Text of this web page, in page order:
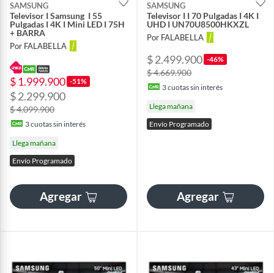
SAMSUNG
Televisor I Samsung I 55
Pulgadas I 4K I Mini LED I 75H
+ BARRA
Por FALABELLA
$ 1.999.900 -51%
$ 2.299.900
$ 4.099.900
3cuotas sin interés
Llega mañana
Envío Programado
Agregar
SAMSUNG
Televisor I I 70 Pulgadas I 4K I
UHD I UN70U8500HKXZL
Por FALABELLA
$ 2.499.900 -46%
$ 4.669.900
3cuotas sin interés
Llega mañana
Envío Programado
Agregar